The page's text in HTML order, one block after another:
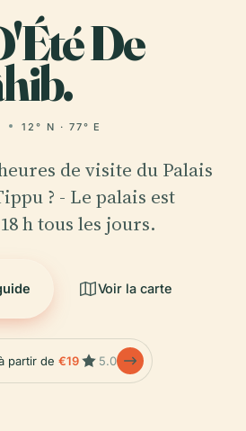
De
12° N · 77° E
de visite du Palais
? - Le palais est
h tous les jours.
Voir la carte
partir de €19 5.0